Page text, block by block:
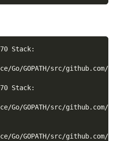
Stack:
Go/GOPATH/src/github.com/
Stack:
Go/GOPATH/src/github.com/
Go/GOPATH/src/github.com/